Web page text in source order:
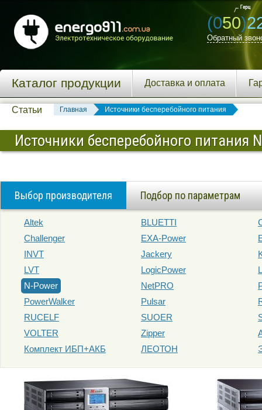
(050)
Обратный
Каталог продукции Доставка и оплата
Статьи Главная Источники бесперебойного питания
Источники бесперебойного питания
Выбор производителя Подбор по параметрам
Altek BLUETTI
Challenger
EXA-Power
INVT
Jackery
LVT
LogicPower
N-Power
NetPRO
PowerWalker
Pulsar
RUCELF
SUOER
VOLTER
Zipper
Комплект ИБП+АКБ
ЛЕОТОН